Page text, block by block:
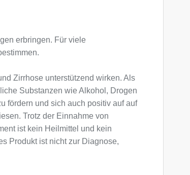
erbringen. Für viele
Zirrhose unterstützend wirken. Als
Substanzen wie Alkohol, Drogen
fördern und sich auch positiv auf auf
Trotz der Einnahme von
ist kein Heilmittel und kein
Produkt ist nicht zur Diagnose,